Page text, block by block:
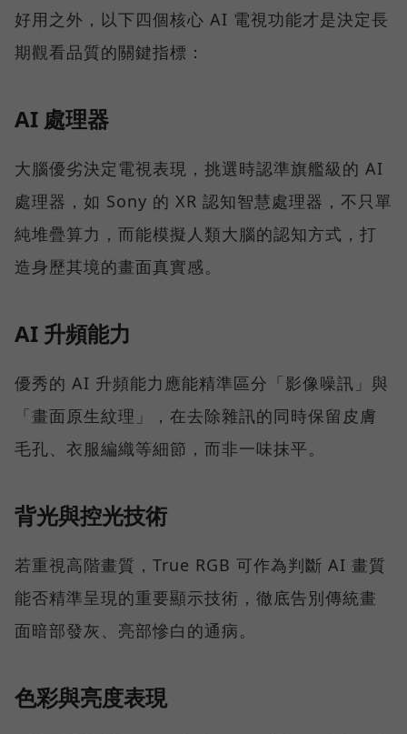
好用之外，以下四個核心 AI 電視功能才是決定長
期觀看品質的關鍵指標：
AI 處理器
大腦優劣決定電視表現，挑選時認準旗艦級的 AI
處理器，如 Sony 的 XR 認知智慧處理器，不只單
純堆疊算力，而能模擬人類大腦的認知方式，打
造身歷其境的畫面真實感。
AI 升頻能力
優秀的 AI 升頻能力應能精準區分「影像噪訊」與
「畫面原生紋理」，在去除雜訊的同時保留皮膚
毛孔、衣服編織等細節，而非一味抹平。
背光與控光技術
若重視高階畫質，True RGB 可作為判斷 AI 畫質
能否精準呈現的重要顯示技術，徹底告別傳統畫
面暗部發灰、亮部慘白的通病。
色彩與亮度表現